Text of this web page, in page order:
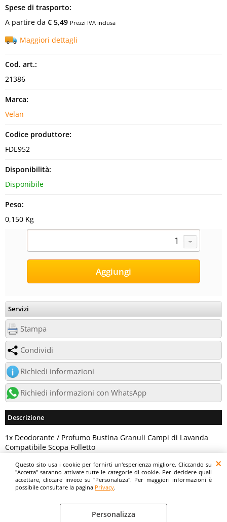
Questo sito usa i cookie per fornirti un'esperienza migliore. Cliccando su
"Accetta" saranno attivate tutte le categorie di cookie. Per decidere quali
accettare, cliccare invece su "Personalizza". Per maggiori informazioni è
possibile consultare la pagina Privacy.
Personalizza
Spese di trasporto:
A partire da € 5,49 Prezzi IVA inclusa
Maggiori dettagli
Cod. art.:
21386
Marca:
Velan
Codice produttore:
FDE952
Disponibilità:
Disponibile
Peso:
0,150 Kg
Servizi
Stampa
Condividi
Richiedi informazioni
Richiedi informazioni con WhatsApp
Descrizione
1x Deodorante / Profumo Bustina Granuli Campi di Lavanda
Compatibile Scopa Folletto
Digitalrama Srl - Via del Centenario, 141/143 - 84084 - Lancusi di Fisciano (SA)
- P.IVA 05130560658 - digitalramasrl@pec.it G4AI1U8